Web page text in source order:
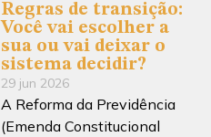
Regras de transição:
Você vai escolher a
sua ou vai deixar o
sistema decidir?
29 jun 2026
A Reforma da Previdência
(Emenda Constitucional